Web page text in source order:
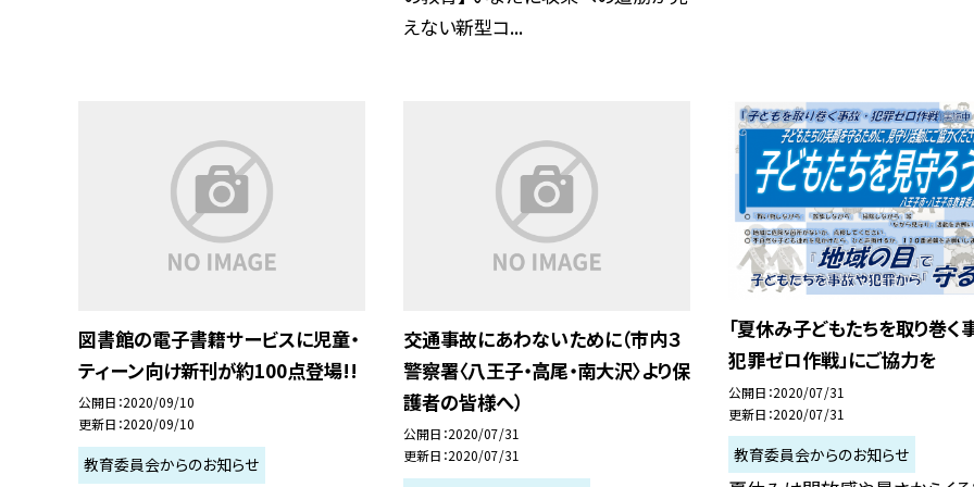
えない新型コ...
図書館の電子書籍サービスに児童・
ティーン向け新刊が約100点登場!!
公開日 2020/09/10
更新日 2020/09/10
教育委員会からのお知らせ
交通事故にあわないために（市内３
警察署〈八王子・高尾・南大沢〉より保
護者の皆様へ）
公開日 2020/07/31
更新日 2020/07/31
「夏休み子どもたちを取り巻く
犯罪ゼロ作戦」にご協力を
公開日 2020/07/31
更新日 2020/07/31
教育委員会からのお知らせ